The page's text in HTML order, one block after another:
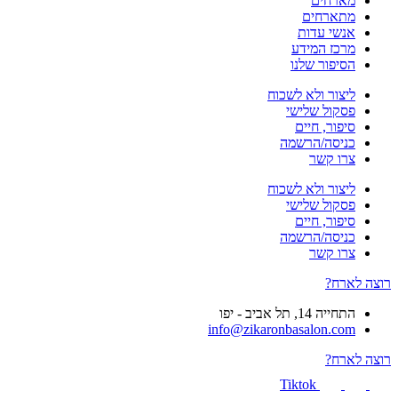
מתארחים
אנשי עדות
מרכז המידע
הסיפור שלנו
ליצור ולא לשכוח
פסקול שלישי
סיפור, חיים
כניסה/הרשמה
צרו קשר
ליצור ולא לשכוח
פסקול שלישי
סיפור, חיים
כניסה/הרשמה
צרו קשר
רוצה לארח?
התחייה 14, תל אביב - יפו
info@zikaronbasalon.com
רוצה לארח?
Tiktok